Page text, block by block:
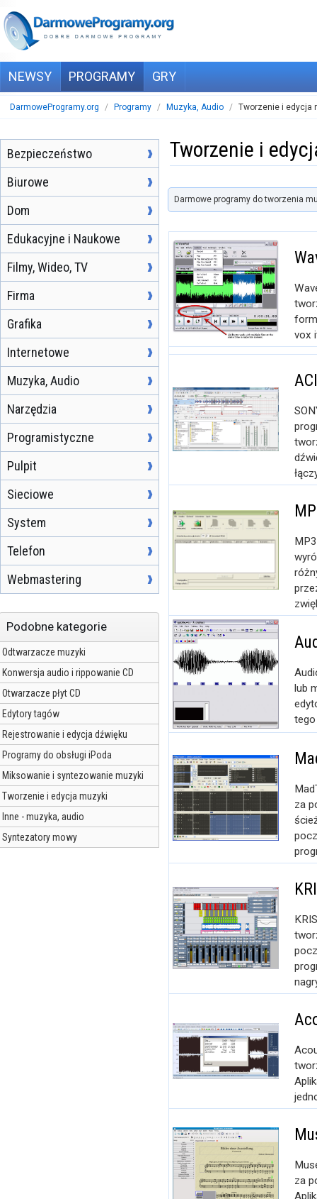
NEWSY PROGRAMY GRY
DarmoweProgramy.org / Programy / Muzyka, Audio / Tworzenie i edycja
Bezpieczeństwo
Biurowe
Dom
Edukacyjne i Naukowe
Filmy, Wideo, TV
Firma
Grafika
Internetowe
Muzyka, Audio
Narzędzia
Programistyczne
Pulpit
Sieciowe
System
Telefon
Webmastering
Podobne kategorie
Odtwarzacze muzyki
Konwersja audio i rippowanie CD
Otwarzacze płyt CD
Edytory tagów
Rejestrowanie i edycja dźwięku
Programy do obsługi iPoda
Miksowanie i syntezowanie muzyki
Tworzenie i edycja muzyki
Inne - muzyka, audio
Syntezatory mowy
Tworzenie i
Darmowe programy do tworzenia
vox
lub
tego
za
za